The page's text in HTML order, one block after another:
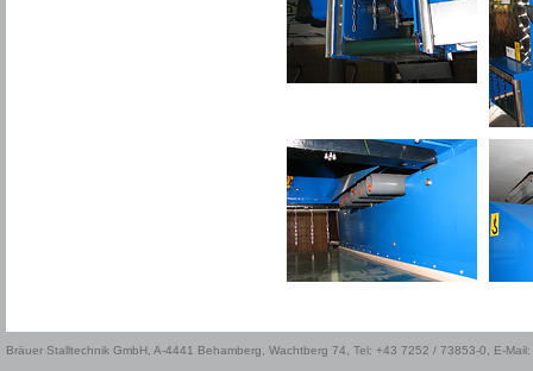
Bräuer Stalltechnik GmbH, A-4441 Behamberg, Wachtberg 74, Tel: +43 7252 / 73853-0, E-Mail: